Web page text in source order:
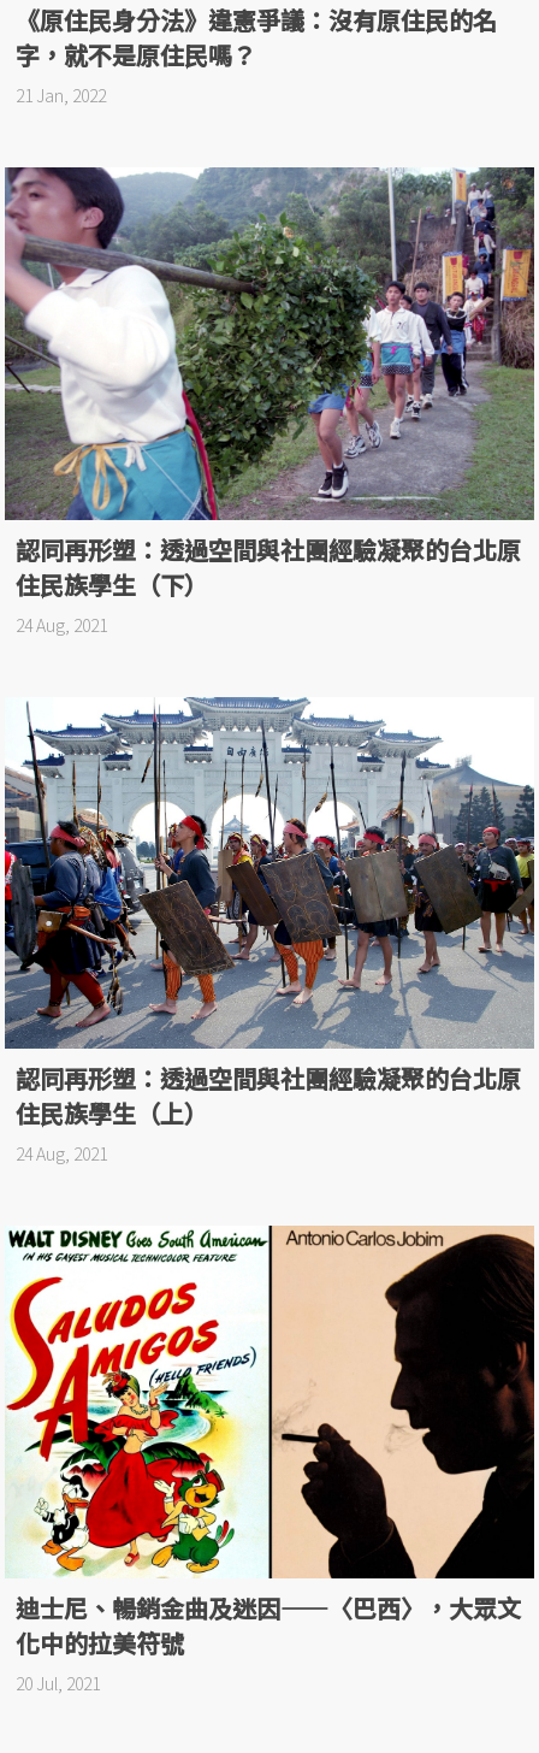
《原住民身分法》違憲爭議：沒有原住民的名
字，就不是原住民嗎？
21 Jan, 2022
認同再形塑：透過空間與社團經驗凝聚的台北原
住民族學生（下）
24 Aug, 2021
認同再形塑：透過空間與社團經驗凝聚的台北原
住民族學生（上）
24 Aug, 2021
迪士尼、暢銷金曲及迷因——〈巴西〉，大眾文
化中的拉美符號
20 Jul, 2021